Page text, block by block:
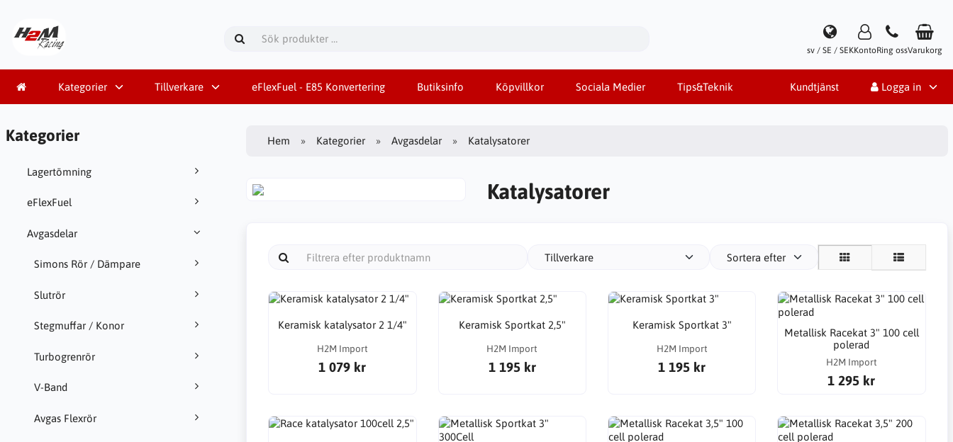
sv / SE / SEKKontoRing ossVarukorg
Kategorier Tillverkare eFlexFuel - E85 Konvertering Butiksinfo Köpvillkor Sociala Medier Tips&Teknik Kundtjänst Logga in
Kategorier
Lagertömning
eFlexFuel
Avgasdelar
Simons Rör / Dämpare
Slutrör
Stegmuffar / Konor
Turbogrenrör
V-Band
Avgas Flexrör
Hem Kategorier Avgasdelar Katalysatorer
Katalysatorer
Tillverkare Sortera efter
Keramisk katalysator 2 1/4"
H2M Import
1 079 kr
Keramisk Sportkat 2,5"
H2M Import
1 195 kr
Keramisk Sportkat 3"
H2M Import
1 195 kr
Metallisk Racekat 3" 100 cell
polerad
H2M Import
1 295 kr